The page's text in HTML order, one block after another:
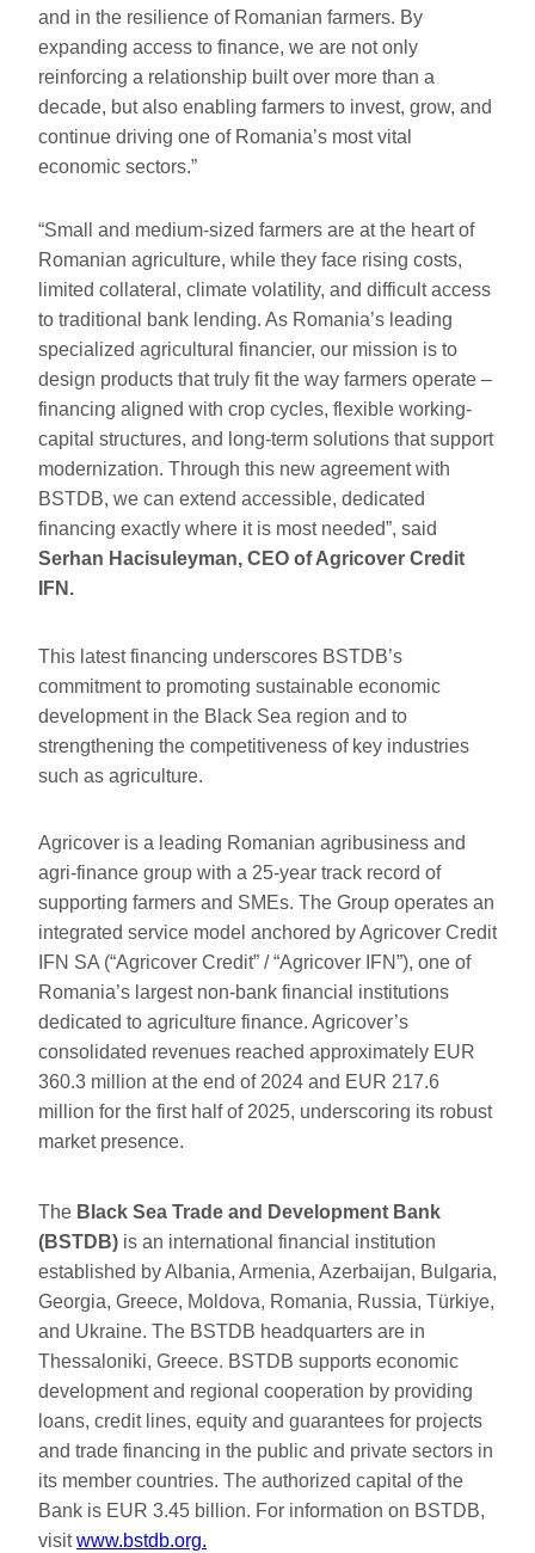
and in the resilience of Romanian farmers. By
expanding access to finance, we are not only
reinforcing a relationship built over more than a
decade, but also enabling farmers to invest, grow, and
continue driving one of Romania’s most vital
economic sectors.”
“Small and medium-sized farmers are at the heart of
Romanian agriculture, while they face rising costs,
limited collateral, climate volatility, and difficult access
to traditional bank lending. As Romania’s leading
specialized agricultural financier, our mission is to
design products that truly fit the way farmers operate –
financing aligned with crop cycles, flexible working-
capital structures, and long-term solutions that support
modernization. Through this new agreement with
BSTDB, we can extend accessible, dedicated
financing exactly where it is most needed”, said
Serhan Hacisuleyman, CEO of Agricover Credit
IFN.
This latest financing underscores BSTDB’s
commitment to promoting sustainable economic
development in the Black Sea region and to
strengthening the competitiveness of key industries
such as agriculture.
Agricover is a leading Romanian agribusiness and
agri-finance group with a 25-year track record of
supporting farmers and SMEs. The Group operates an
integrated service model anchored by Agricover Credit
IFN SA (“Agricover Credit” / “Agricover IFN”), one of
Romania’s largest non-bank financial institutions
dedicated to agriculture finance. Agricover’s
consolidated revenues reached approximately EUR
360.3 million at the end of 2024 and EUR 217.6
million for the first half of 2025, underscoring its robust
market presence.
The Black Sea Trade and Development Bank
(BSTDB) is an international financial institution
established by Albania, Armenia, Azerbaijan, Bulgaria,
Georgia, Greece, Moldova, Romania, Russia, Türkiye,
and Ukraine. The BSTDB headquarters are in
Thessaloniki, Greece. BSTDB supports economic
development and regional cooperation by providing
loans, credit lines, equity and guarantees for projects
and trade financing in the public and private sectors in
its member countries. The authorized capital of the
Bank is EUR 3.45 billion. For information on BSTDB,
visitwww.bstdb.org.